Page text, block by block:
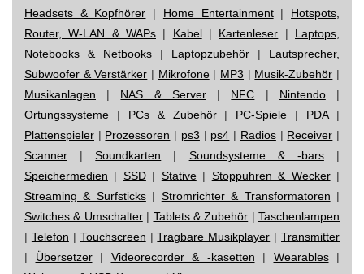
Headsets & Kopfhörer | Home Entertainment| Hotspots,
Router, W-LAN & WAPs | Kabel| Kartenleser | Laptops,
Notebooks & Netbooks | Laptopzubehör | Lautsprecher,
Subwoofer & Verstärker | Mikrofone| MP3 | Musik-Zubehör |
Musikanlagen | NAS & Server| NFC | Nintendo|
Ortungssysteme | PCs & Zubehör| PC-Spiele | PDA|
Plattenspieler | Prozessoren | ps3 | ps4 | Radios| Receiver |
Scanner |Soundkarten | Soundsysteme & -bars|
Speichermedien | SSD| Stative| Stoppuhren & Wecker|
Streaming & Surfsticks| Stromrichter & Transformatoren |
Switches & Umschalter| Tablets & Zubehör | Taschenlampen
| Telefon | Touchscreen |Tragbare Musikplayer | Transmitter
| Übersetzer| Videorecorder & -kasetten | Wearables|